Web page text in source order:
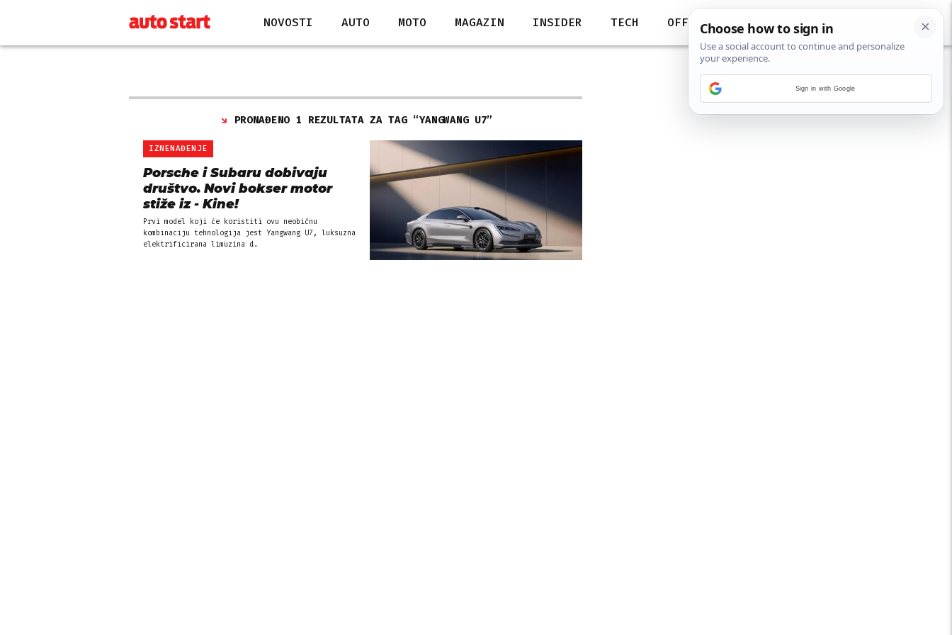
NOVOSTI AUTO MOTO MAGAZIN INSIDER TECH OFF
PRONAĐENO 1 REZULTATA ZA TAG “YANGWANG U7”
IZNENAĐENJE
Porsche i Subaru dobivaju
društvo. Novi bokser motor
stiže iz - Kine!
Prvi model koji će koristiti ovu neobičnu
kombinaciju tehnologija jest Yangwang U7, luksuzna
elektrificirana limuzina d…
Sign in with Google